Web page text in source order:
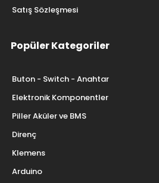
Satış Sözleşmesi
Popüler Kategoriler
Buton - Switch - Anahtar
Elektronik Komponentler
Piller Aküler ve BMS
Direnç
Klemens
Arduino